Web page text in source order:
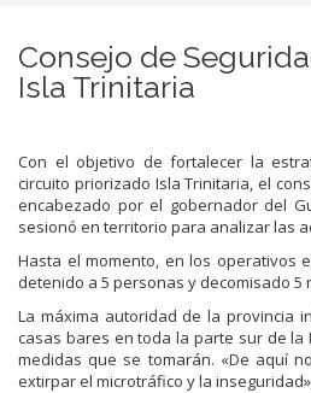
Consejo de
Isla Trinitaria
Con el objetivo de fortalecer la
circuito priorizado Isla Trinitaria, el
encabezado por el gobernador del
sesionó en territorio para analizar las
Hasta el momento, en los operativos
detenido a 5 personas y decomisado 5
La máxima autoridad de la provincia
casas bares en toda la parte sur de la
medidas que se tomarán. «De aquí
extirpar el microtráfico y la